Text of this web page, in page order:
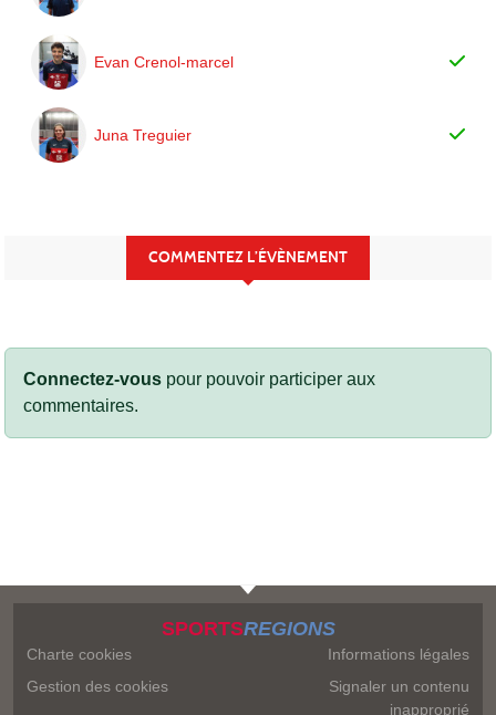
Evan Crenol-marcel
Juna Treguier
COMMENTEZ L’ÉVÈNEMENT
Connectez-vous pour pouvoir participer aux
commentaires.
SPORTSREGIONS
Charte cookies
Gestion des cookies
Informations légales
Signaler un contenu
inapproprié